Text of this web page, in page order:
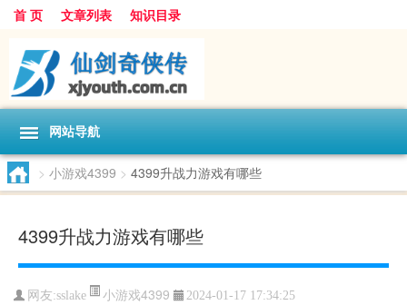
首 页 文章列表 知识目录
网站导航
> 小游戏4399 > 4399升战力游戏有哪些
4399升战力游戏有哪些
网友:sslake 小游戏4399 2024-01-17 17:34:25